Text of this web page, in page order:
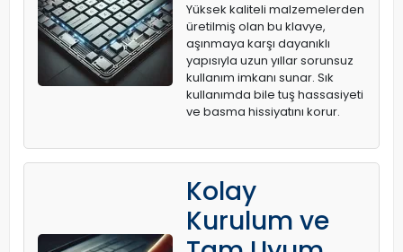
Yüksek kaliteli malzemelerden
üretilmiş olan bu klavye,
aşınmaya karşı dayanıklı
yapısıyla uzun yıllar sorunsuz
kullanım imkanı sunar. Sık
kullanımda bile tuş hassasiyeti
ve basma hissiyatını korur.
Kolay
Kurulum ve